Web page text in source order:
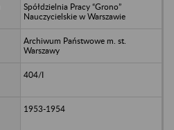
Spółdzielnia Pracy “Grono”
Nauczycielskie w Warszawie
Archiwum Państwowe m. st.
Warszawy
404/I
1953-1954